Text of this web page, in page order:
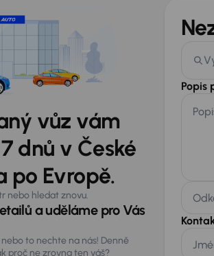
vůz vám
dnů v České
po Evropě.
nebo hledat znovu.
a uděláme pro Vás
to nechte na nás! Denně
proč ne zrovna ten váš?
Popis